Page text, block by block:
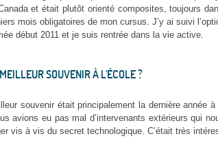
et était plutôt orienté composites, toujours
mois obligatoires de mon cursus. J’y ai suivi
début 2011 et je suis rentrée dans la vie active.
SOUVENIR À L'ÉCOLE ?
souvenir était principalement la dernière année
avions eu pas mal d’intervenants extérieurs qui
vis à vis du secret technologique. C’était très